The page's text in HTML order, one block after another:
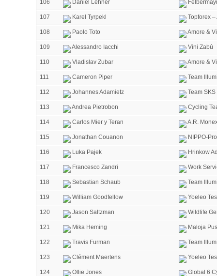
106 Daniel Lehner
107 Karel Tyrpekl Topforex –
108 Paolo Toto Amore &
109 Alessandro Iacchi Vini Zabú
110 Vladislav Zubar Amore &
111 Cameron Piper Team
112 Johannes Adamietz Team
113 Andrea Pietrobon Cycling
114 Carlos Mier y Teran A.R.
115 Jonathan Couanon NIPPO-
116 Luka Pajek Hrinkow
117 Francesco Zandri Work
118 Sebastian Schaub Team
119 William Goodfellow Yoeleo
120 Jason Saltzman Wildlife
121 Mika Heming Maloja
122 Travis Furman Team
123 Clément Maertens Yoeleo
124 Ollie Jones Global 6